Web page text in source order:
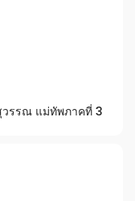
รรณ แม่ทัพภาคที่ 3